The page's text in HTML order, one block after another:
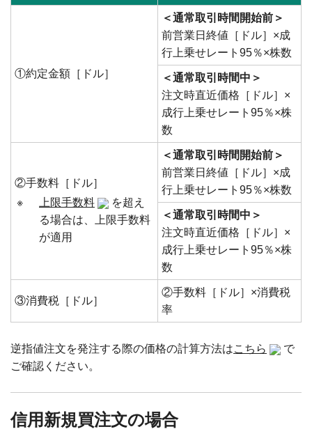
①約定金額［ドル］
＜通常取引時間開始前＞
前営業日終値［ドル］×成
行上乗せレート95％×株数
＜通常取引時間中＞
注文時直近価格［ドル］×
成行上乗せレート95％×株
数
②手数料［ドル］
※
上限手数料
を超え
る場合は、上限手数料
が適用
＜通常取引時間開始前＞
前営業日終値［ドル］×成
行上乗せレート95％×株数
＜通常取引時間中＞
注文時直近価格［ドル］×
成行上乗せレート95％×株
数
③消費税［ドル］
②手数料［ドル］×消費税
率
逆指値注文を発注する際の価格の計算方法はこちら
で
ご確認ください。
信用新規買注文の場合